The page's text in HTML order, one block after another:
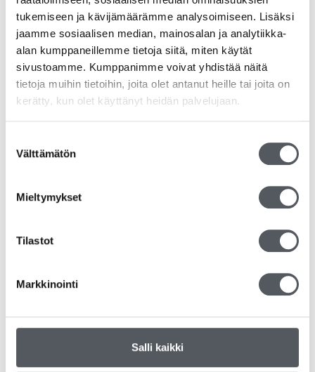
tukemiseen ja kävijämäärämme analysoimiseen. Lisäksi
jaamme sosiaalisen median, mainosalan ja analytiikka-
alan kumppaneillemme tietoja siitä, miten käytät
sivustoamme. Kumppanimme voivat yhdistää näitä
tietoja muihin tietoihin, joita olet antanut heille tai joita on
kerätty, kun olet käyttänyt heidän palvelujaan.
valinta
Välttämätön
Mieltymykset
Tilastot
Markkinointi
Salli kaikki
Lisää ostoskoriin